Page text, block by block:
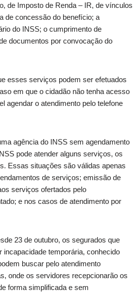
de Imposto de Renda – IR, de vínculos
de concessão do benefício; a
do INSS; o cumprimento de
documentos por convocação do
esses serviços podem ser efetuados
em que o cidadão não tenha acesso
agendar o atendimento pelo telefone
agência do INSS sem agendamento
pode atender alguns serviços, os
Essas situações são válidas apenas
de serviços; emissão de
serviços ofertados pelo
e nos casos de atendimento por
23 de outubro, os segurados que
incapacidade temporária, conhecido
buscar pelo atendimento
onde os servidores recepcionarão os
forma simplificada e sem